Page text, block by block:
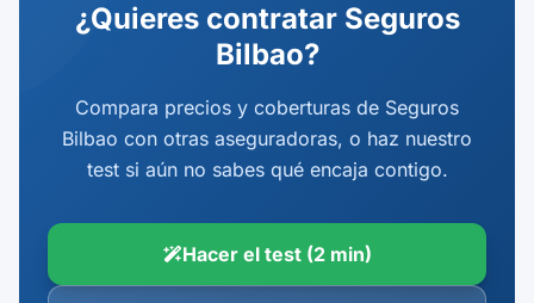
¿Quieres contratar Seguros
Bilbao?
Compara precios y coberturas de Seguros
Bilbao con otras aseguradoras, o haz nuestro
test si aún no sabes qué encaja contigo.
Hacer el test (2 min)